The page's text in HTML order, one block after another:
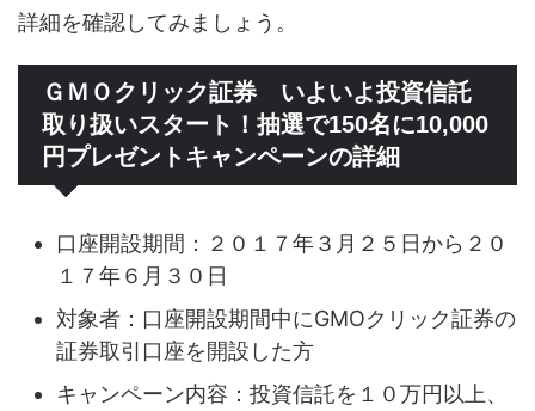
詳細を確認してみましょう。
ＧＭＯクリック証券 いよいよ投資信託
取り扱いスタート！抽選で150名に10,000
円プレゼントキャンペーンの詳細
口座開設期間：２０１７年３月２５日から２０
１７年６月３０日
対象者：口座開設期間中にGMOクリック証券の
証券取引口座を開設した方
キャンペーン内容：投資信託を１０万円以上、